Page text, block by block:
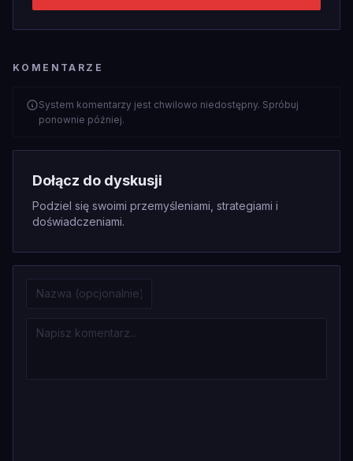
KOMENTARZE
System komentarzy jest chwilowo niedostępny. Spróbuj
ponownie później.
Dołącz do dyskusji
Podziel się swoimi przemyśleniami, strategiami i
doświadczeniami.